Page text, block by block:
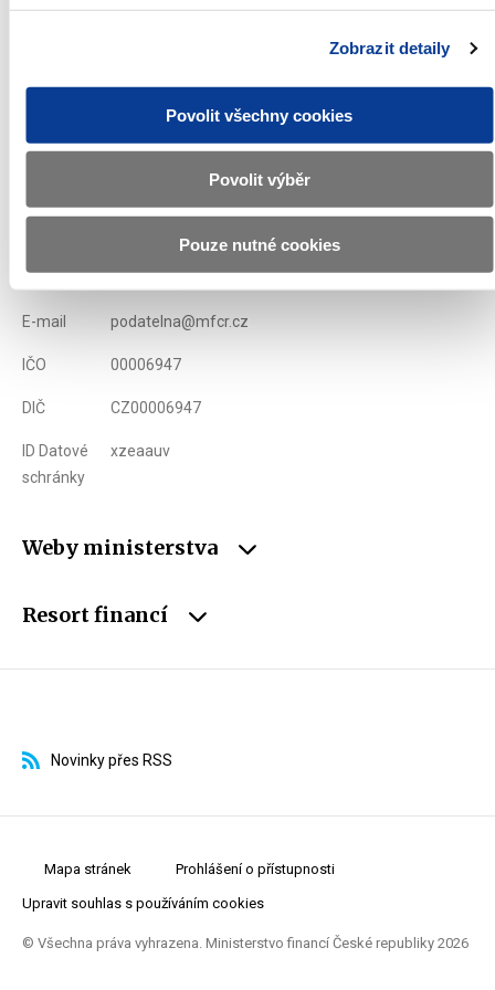
Zobrazit detaily
Povolit všechny cookies
Povolit výběr
Pouze nutné cookies
Ministerstvo financí ČR
Letenská 15, 118 10 Praha
Telefon +420 257 041 111
E-mail podatelna@mfcr.cz
IČO 00006947
DIČ CZ00006947
ID Datové
schránky
xzeaauv
Weby ministerstva
Resort financí
Novinky přes RSS
Mapa stránek Prohlášení o přístupnosti
Upravit souhlas s používáním cookies
© Všechna práva vyhrazena. Ministerstvo financí České republiky 2026